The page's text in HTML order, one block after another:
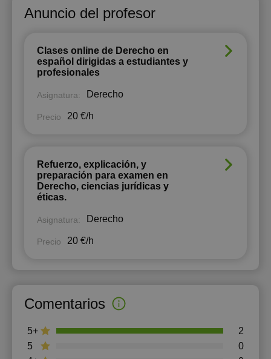
Anuncio del profesor
Clases online de Derecho en
español dirigidas a estudiantes y
profesionales
Asignatura: Derecho
Precio 20 €/h
Refuerzo, explicación, y
preparación para examen en
Derecho, ciencias jurídicas y
éticas.
Asignatura: Derecho
Precio 20 €/h
Comentarios
5 0
5+ 2